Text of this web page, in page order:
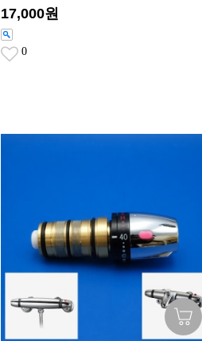
17,000원
0